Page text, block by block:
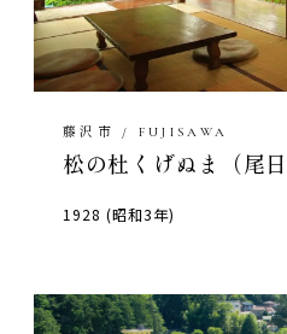
藤沢市 / FUJISAWA
松の杜くげぬま（尾日
1928 (昭和3年)